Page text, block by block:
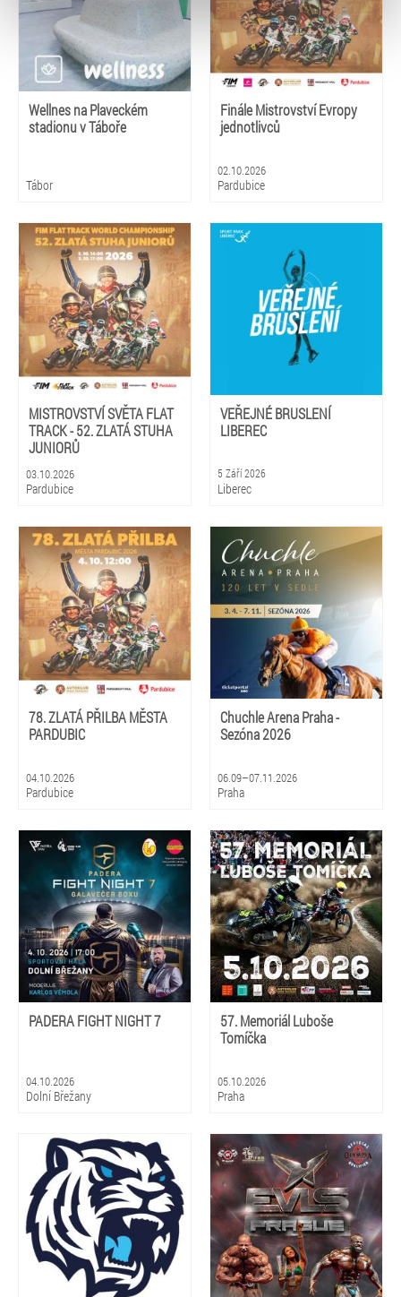
zpracování upravíte zaškrtnutím příslušné varianty. Svoji
volbu můžete kdykoliv změnit v zápatí stránky v záložce
„Cookies a jejich nastavení“.
Wellnes na Plaveckém
stadionu v Táboře
Tábor
Finále Mistrovství Evropy
jednotlivců
02.10.2026
Pardubice
MISTROVSTVÍ SVĚTA FLAT
TRACK - 52. ZLATÁ STUHA
JUNIORŮ
03.10.2026
Pardubice
VEŘEJNÉ BRUSLENÍ
LIBEREC
5 Září 2026
Liberec
78. ZLATÁ PŘILBA MĚSTA
PARDUBIC
04.10.2026
Pardubice
Chuchle Arena Praha -
Sezóna 2026
06.09–07.11.2026
Praha
PADERA FIGHT NIGHT 7
04.10.2026
Dolní Břežany
57. Memoriál Luboše
Tomíčka
05.10.2026
Praha